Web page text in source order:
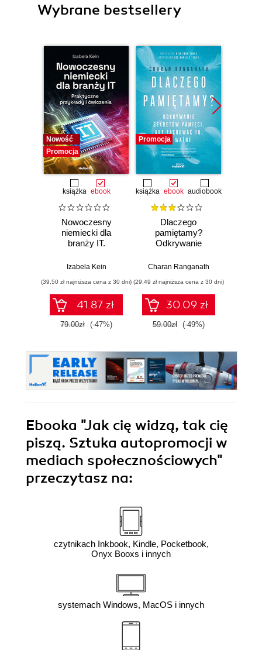
Wybrane bestsellery
Nowość
Promocja
książka ebook
Nowoczesny
niemiecki dla
branży IT.
przykłady i
Izabela Kein
(39,50 zł najniższa cena z 30 dni)
41.87 zł
79.00zł (-47%)
Promocja
książka ebook audiobook
Dlaczego
pamiętamy?
Odkrywanie
aby zachować to,
Charan Ranganath
(29,49 zł najniższa cena z 30 dni)
30.09 zł
59.00zł (-49%)
Ebooka "Jak cię widzą, tak cię
piszą. Sztuka autopromocji w
mediach społecznościowych"
przeczytasz na:
czytnikach Inkbook, Kindle, Pocketbook,
Onyx Booxs i innych
systemach Windows, MacOS i innych